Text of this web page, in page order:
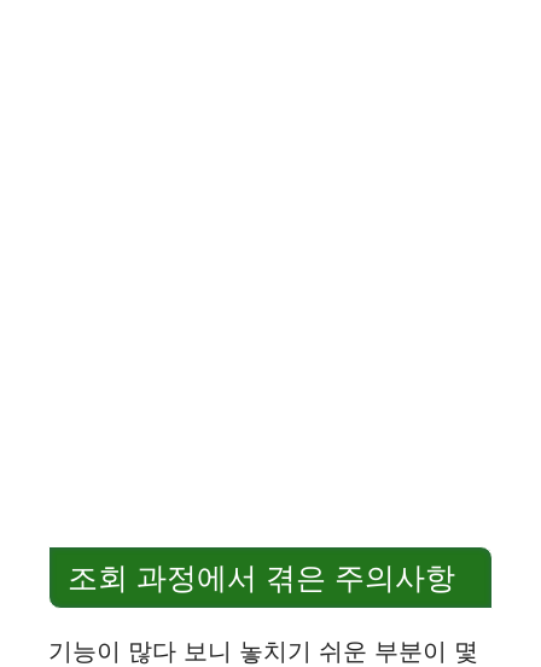
조회 과정에서 겪은 주의사항
기능이 많다 보니 놓치기 쉬운 부분이 몇